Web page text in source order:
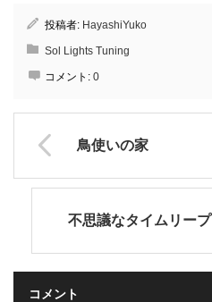
投稿者: HayashiYuko
Sol Lights Tuning
コメント: 0
鳥使いの家
不思議なタイムリープ
コメント